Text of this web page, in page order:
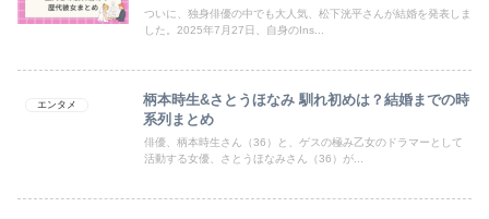
ついに、独身俳優の中でも大人気、松下洸平さんが結婚を発表しま
した。2025年7月27日、自身のIns...
エンタメ
柄本時生&さとうほなみ 馴れ初めは？結婚までの時
系列まとめ
俳優、柄本時生さん（36）と、ゲスの極み乙女のドラマーとして
活動する女優、さとうほなみさん（36）が...